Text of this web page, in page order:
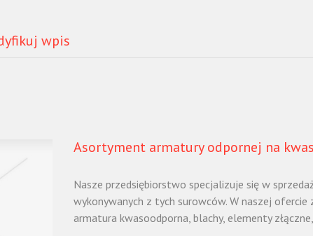
wpis
Asortyment armatury odpornej na
Nasze przedsiębiorstwo specjalizuje się w
wykonywanych z tych surowców. W naszej
armatura kwasoodporna, blachy, elementy